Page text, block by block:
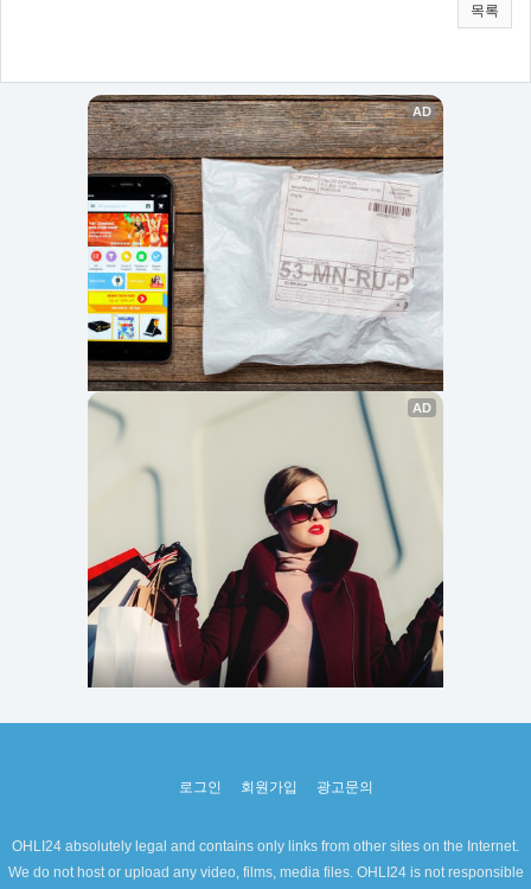
목록
로그인 회원가입 광고문의
OHLI24 absolutely legal and contains only links from other sites on the Internet.
We do not host or upload any video, films, media files. OHLI24 is not responsible